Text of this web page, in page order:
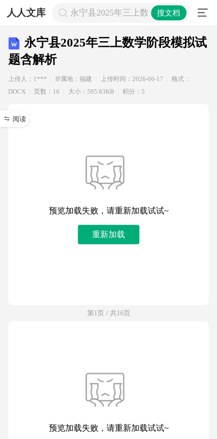
人人文库 永宁县2025年三上数学阶段模拟试题
搜文档
永宁县2025年三上数学阶段模拟试
题含解析
上传人：1*** IP属地：福建 上传时间：2026-06-17
格式：
DOCX
页数：16 大小：595.83KB 积分：5
阅读
预览加载失败，请重新加载试试~
重新加载
第1页 / 共16页
预览加载失败，请重新加载试试~